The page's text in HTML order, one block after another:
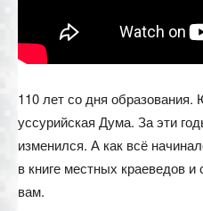
110 лет со дня
уссурийская Дума. За эти
изменился. А как всё
в книге местных краеведов
вам.